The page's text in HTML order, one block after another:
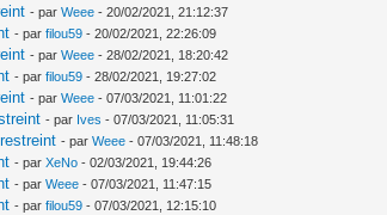
- parWeee - 20/02/2021, 21:12:37
- parfilou59 - 20/02/2021, 22:26:09
- parWeee - 28/02/2021, 18:20:42
- parfilou59 - 28/02/2021, 19:27:02
- parWeee - 07/03/2021, 11:01:22
- par Ives - 07/03/2021, 11:05:31
- parWeee - 07/03/2021, 11:48:18
- parXeNo - 02/03/2021, 19:44:26
- parWeee - 07/03/2021, 11:47:15
- parfilou59 - 07/03/2021, 12:15:10